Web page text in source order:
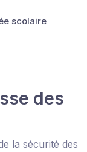
scolaire
des
la sécurité des